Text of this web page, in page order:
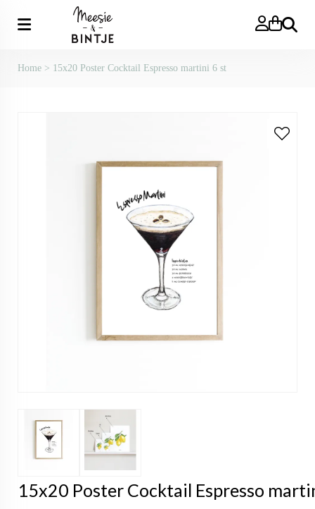
Zoeken
Home > 15x20 Poster Cocktail Espresso martini 6 st
15x20 Poster Cocktail Espresso